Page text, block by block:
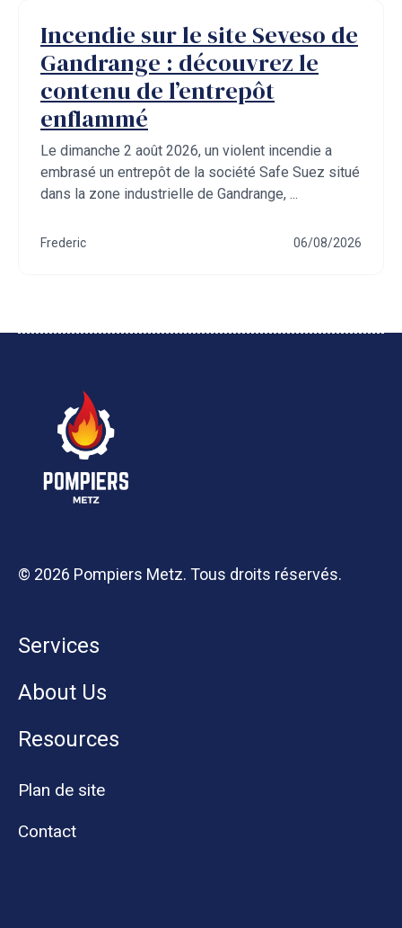
Incendie sur le site Seveso de
Gandrange : découvrez le
contenu de l’entrepôt
enflammé
Le dimanche 2 août 2026, un violent incendie a
embrasé un entrepôt de la société Safe Suez situé
dans la zone industrielle de Gandrange, ...
Frederic 06/08/2026
© 2026 Pompiers Metz. Tous droits réservés.
Services
About Us
Resources
Plan de site
Contact